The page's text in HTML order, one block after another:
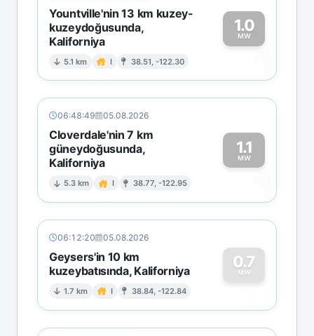
Yountville'nin 13 km kuzey-
kuzeydoğusunda,
Kaliforniya
5.1 km I 38.51, -122.30
1.0
MW
1
06:48:49 05.08.2026
Cloverdale'nin 7 km
güneydoğusunda,
Kaliforniya
5.3 km I 38.77, -122.95
1.1
MW
1
06:12:20 05.08.2026
Geysers'in 10 km
kuzeybatısında, Kaliforniya
1.7 km I 38.84, -122.84
0.7
MW
0